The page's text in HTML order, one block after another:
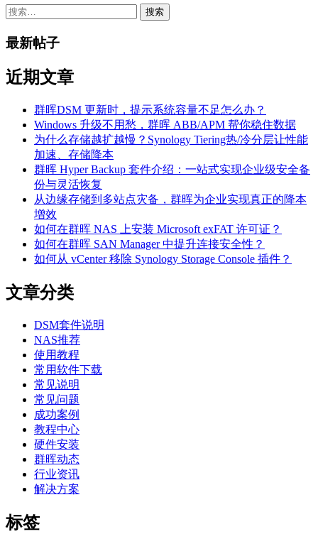
搜
最新帖子
近期文章
群晖DSM 更新时，提示系统容量不足怎么办？
Windows 升级不用愁，群晖 ABB/APM 帮你稳住数据
为什么存储越扩越慢？Synology Tiering热/冷分层让性能
加速、存储降本
群晖 Hyper Backup 套件介绍：一站式实现企业级安全备
份与灵活恢复
从边缘存储到多站点灾备，群晖为企业实现真正的降本
增效
如何在群晖 NAS 上安装 Microsoft exFAT 许可证？
如何在群晖 SAN Manager 中提升连接安全性？
如何从 vCenter 移除 Synology Storage Console 插件？
文章分类
DSM套件说明
NAS推荐
使用教程
常用软件下载
常见说明
常见问题
成功案例
教程中心
硬件安装
群晖动态
行业资讯
解决方案
标签